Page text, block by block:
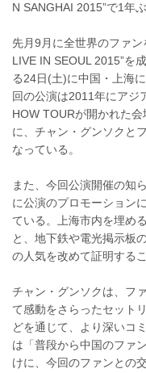
N SANGHAI 2015”で1年
先月9月に全世界のファ
LIVE IN SEOUL 2015”を
る24日(土)に中国・上海
回の公演は2011年にアジ
HOW TOURが開かれた
に、チャン・グンソクと
なっている。
また、今回公演開催の知
に公演のプロモーション
ている。上海市内を埋め
と、地下鉄や電光掲示板
の人気を改めて証明する
チャン・グンソクは、フ
て感動をさらったセット
どを通じて、より深いコ
は「普段から中国のファ
けに、今回のファンとの